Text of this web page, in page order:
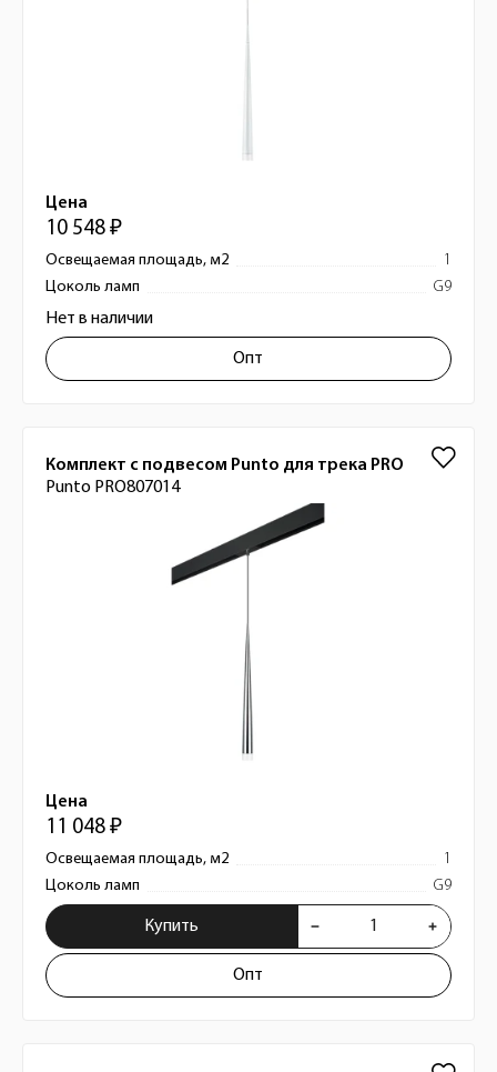
Цена
10 548 ₽
Освещаемая площадь, м2
1
Цоколь ламп
G9
Нет в наличии
Опт
Комплект с подвесом Punto для трека PRO
Punto PRO807014
Цена
11 048 ₽
Освещаемая площадь, м2
1
Цоколь ламп
G9
Купить
Опт